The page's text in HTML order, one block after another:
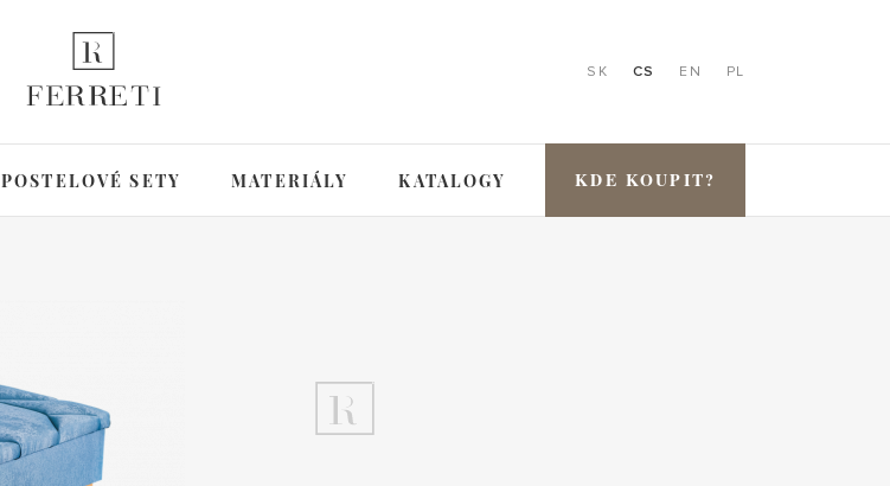
SK CS EN PL
POSTELOVÉ SETY MATERIÁLY KATALOGY KDE KOUPIT?